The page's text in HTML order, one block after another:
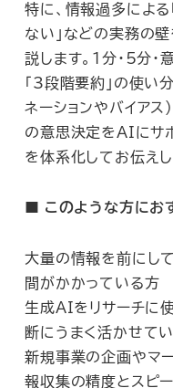
特に、情報過多による
ない」などの実務の
説します。1分・5分
「3段階要約」の使い
ネーションやバイアス
の意思決定をAIにサ
を体系化してお伝えし
■ このような方にお
大量の情報を前にし
間がかかっている方
生成AIをリサーチに
断にうまく活かせて
新規事業の企画やマ
報収集の精度とスピ